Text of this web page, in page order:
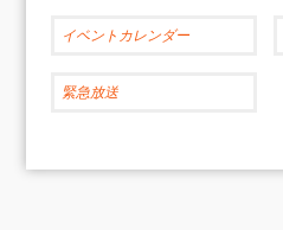
イベントカレンダー
緊急放送